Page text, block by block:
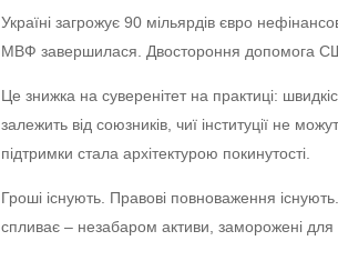
Україні загрожує 90 мільярдів євро
МВФ завершилася. Двостороння допомога
Це знижка на суверенітет на практиці:
залежить від союзників, чиї інституції не
підтримки стала архітектурою покинутості.
Гроші існують. Правові повноваження
спливає – незабаром активи, заморожені для